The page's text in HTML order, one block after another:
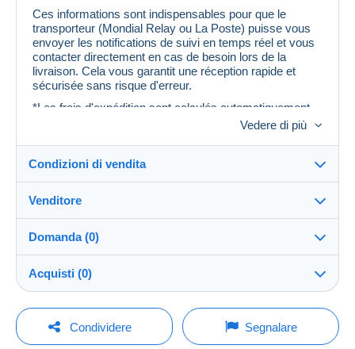
Ces informations sont indispensables pour que le
transporteur (Mondial Relay ou La Poste) puisse vous
envoyer les notifications de suivi en temps réel et vous
contacter directement en cas de besoin lors de la
livraison. Cela vous garantit une réception rapide et
sécurisée sans risque d'erreur.
*Les frais d'expédition sont calculés automatiquement
par Delcampe en fonction de votre destination.Vedere di più
Condizioni di vendita
Spedizione dopo il pagamento entro 3 giorni
Zona 1
Venditore
Orden100%(23x)
Negozio
Domanda (0)
Per inviare una domanda devi aprire una
Acquisti (0)
Ultimo aggiornamento: 10:03:39
Condividere Segnalare